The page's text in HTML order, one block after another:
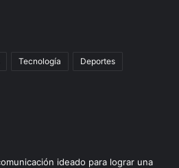
Tecnología Deportes
ideado para lograr una